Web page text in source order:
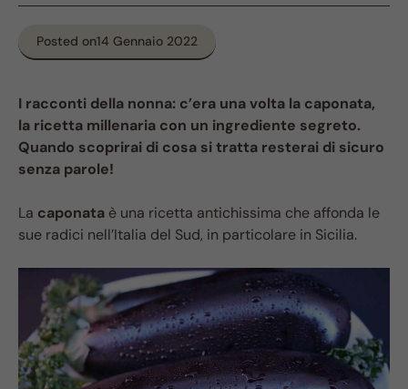
Posted on14 Gennaio 2022
I racconti della nonna: c’era una volta la caponata,
la ricetta millenaria con un ingrediente segreto.
Quando scoprirai di cosa si tratta resterai di sicuro
senza parole!
La caponata è una ricetta antichissima che affonda le
sue radici nell’Italia del Sud, in particolare in Sicilia.